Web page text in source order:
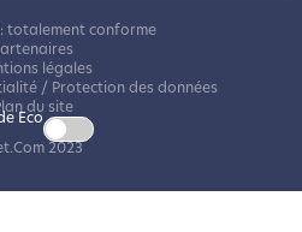
totalement conforme
légales
/ Protection des données
du site
Eco
2023